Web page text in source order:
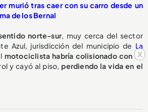
x
murió tras caer con su carro desde un
de los Bernal
norte-sur, muy cerca del sector
Azul, jurisdicción del municipio de La
motociclista habría colisionado con un
y cayó al piso,perdiendo la vida en el